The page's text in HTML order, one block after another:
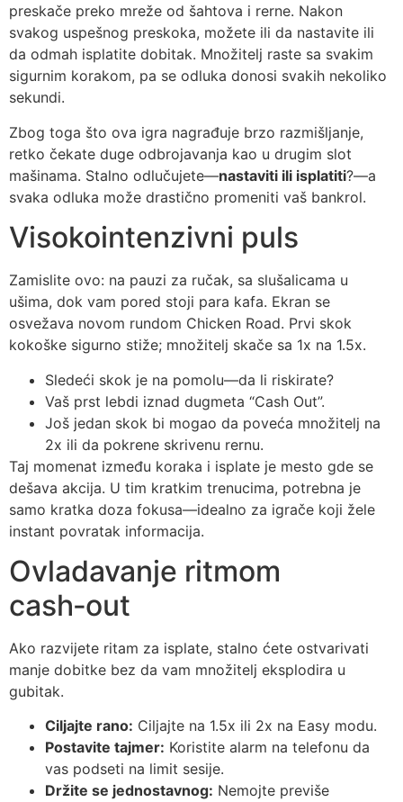
preskače preko mreže od šahtova i rerne. Nakon
svakog uspešnog preskoka, možete ili da nastavite ili
da odmah isplatite dobitak. Množitelj raste sa svakim
sigurnim korakom, pa se odluka donosi svakih nekoliko
sekundi.
Zbog toga što ova igra nagrađuje brzo razmišljanje,
retko čekate duge odbrojavanja kao u drugim slot
mašinama. Stalno odlučujete—nastaviti ili isplatiti?—a
svaka odluka može drastično promeniti vaš bankrol.
Visokointenzivni puls
Zamislite ovo: na pauzi za ručak, sa slušalicama u
ušima, dok vam pored stoji para kafa. Ekran se
osvežava novom rundom Chicken Road. Prvi skok
kokoške sigurno stiže; množitelj skače sa 1x na 1.5x.
Sledeći skok je na pomolu—da li riskirate?
Vaš prst lebdi iznad dugmeta “Cash Out”.
Još jedan skok bi mogao da poveća množitelj na
2x ili da pokrene skrivenu rernu.
Taj momenat između koraka i isplate je mesto gde se
dešava akcija. U tim kratkim trenucima, potrebna je
samo kratka doza fokusa—idealno za igrače koji žele
instant povratak informacija.
Ovladavanje ritmom
cash‑out
Ako razvijete ritam za isplate, stalno ćete ostvarivati
manje dobitke bez da vam množitelj eksplodira u
gubitak.
Ciljajte rano: Ciljajte na 1.5x ili 2x na Easy modu.
Postavite tajmer: Koristite alarm na telefonu da
vas podseti na limit sesije.
Držite se jednostavnog: Nemojte previše